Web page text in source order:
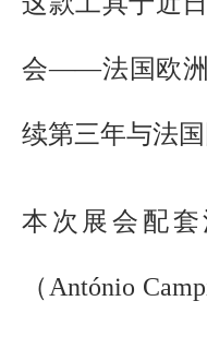
会——法国欧洲
续第三年与法
本次展会配
（António